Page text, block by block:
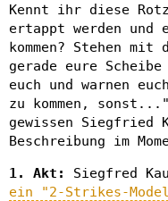
Kennt ihr diese
ertappt werden und
kommen? Stehen
gerade eure
euch und warnen
zu kommen,
gewissen Siegfried
Beschreibung im
1. Akt:
Siegfred
ein "2-Strikes-